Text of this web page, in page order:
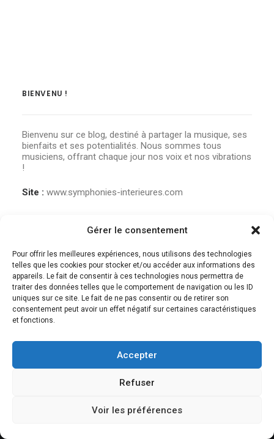
Gérer le consentement
Pour offrir les meilleures expériences, nous utilisons des technologies
telles que les cookies pour stocker et/ou accéder aux informations des
appareils. Le fait de consentir à ces technologies nous permettra de
traiter des données telles que le comportement de navigation ou les ID
uniques sur ce site. Le fait de ne pas consentir ou de retirer son
consentement peut avoir un effet négatif sur certaines caractéristiques
et fonctions.
Accepter
Refuser
Voir les préférences
BIENVENU !
Bienvenu sur ce blog, destiné à partager la musique, ses
bienfaits et ses potentialités. Nous sommes tous
musiciens, offrant chaque jour nos voix et nos vibrations
!
Site : www.symphonies-interieures.com
CGV